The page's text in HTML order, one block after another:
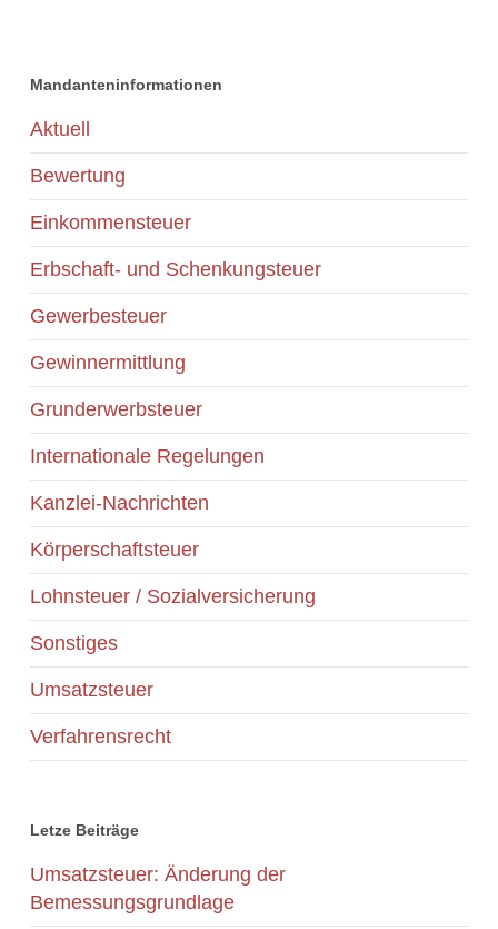
Mandanteninformationen
Aktuell
Bewertung
Einkommensteuer
Erbschaft- und Schenkungsteuer
Gewerbesteuer
Gewinnermittlung
Grunderwerbsteuer
Internationale Regelungen
Kanzlei-Nachrichten
Körperschaftsteuer
Lohnsteuer / Sozialversicherung
Sonstiges
Umsatzsteuer
Verfahrensrecht
Letze Beiträge
Umsatzsteuer: Änderung der
Bemessungsgrundlage